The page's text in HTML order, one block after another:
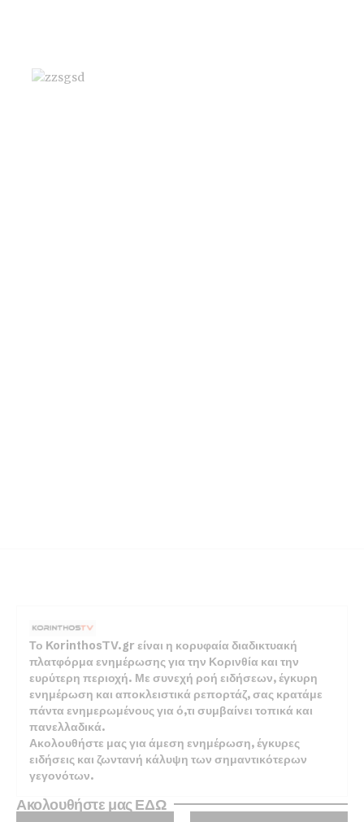
Το KorinthosTV.gr είναι η κορυφαία διαδικτυακή
πλατφόρμα ενημέρωσης για την Κορινθία και την
ευρύτερη περιοχή. Με συνεχή ροή ειδήσεων, έγκυρη
ενημέρωση και αποκλειστικά ρεπορτάζ, σας κρατάμε
πάντα ενημερωμένους για ό,τι συμβαίνει τοπικά και
πανελλαδικά.
Ακολουθήστε μας για άμεση ενημέρωση, έγκυρες
ειδήσεις και ζωντανή κάλυψη των σημαντικότερων
γεγονότων.
Ακολουθήστε μας ΕΔΩ